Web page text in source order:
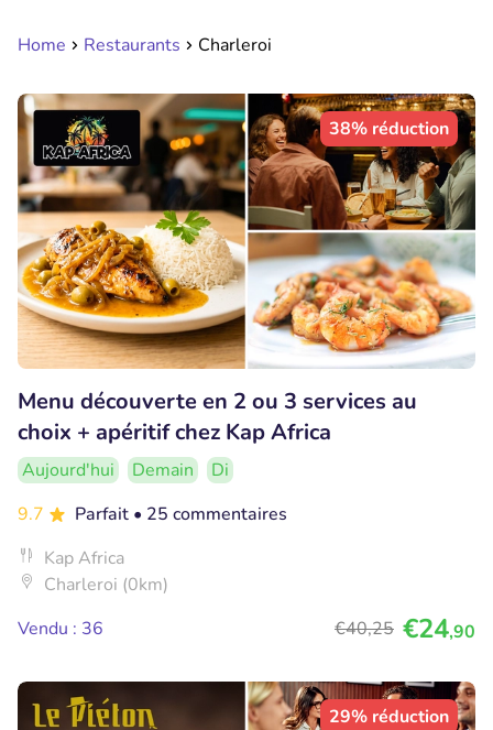
Home Restaurants Charleroi
38% réduction
Menu découverte en 2 ou 3 services au
choix + apéritif chez Kap Africa
Aujourd'hui Demain
Di
9.7
Parfait • 25 commentaires
Kap Africa
Charleroi (0km)
Vendu : 36
€40,25 €24,90
29% réduction